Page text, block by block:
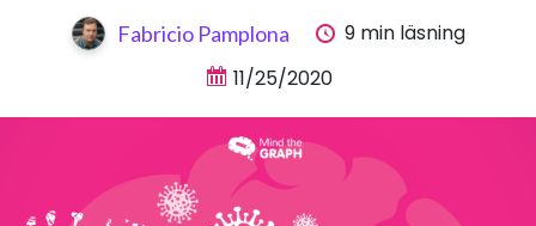
Fabricio Pamplona
9 min läsning
11/25/2020